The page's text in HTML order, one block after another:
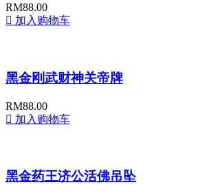
RM88.00
加入购物车
黑金刚武财神关帝牌
RM88.00
加入购物车
黑金药王济公活佛吊坠